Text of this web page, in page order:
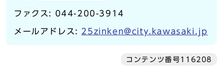
ファクス: 044-200-3914
メールアドレス: 25zinken@city.kawasaki.jp
コンテンツ番号116208